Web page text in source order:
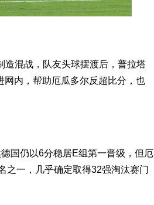
造混战，队友头球摆渡后，普拉塔
网内，帮助厄瓜多尔反超比分，也
国仍以6分稳居E组第一晋级，但厄
之一，几乎确定取得32强淘汰赛门